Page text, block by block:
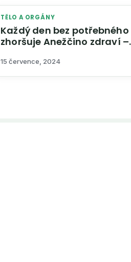
TĚLO A ORGÁNY
Každý den bez potřebného
zhoršuje Anežčino zdraví –
15 července, 2024